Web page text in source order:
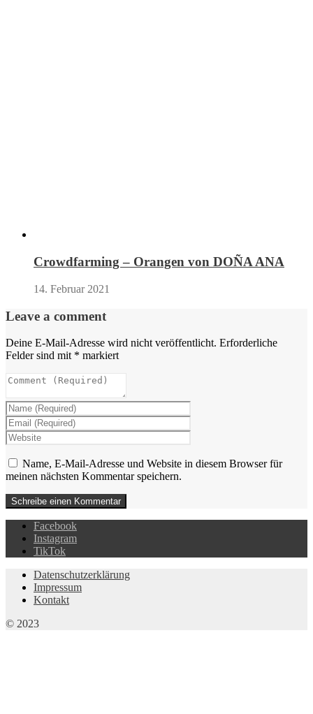
Crowdfarming – Orangen von DOÑA ANA
14. Februar 2021
Leave a comment
Deine E-Mail-Adresse wird nicht veröffentlicht. Erforderliche
Felder sind mit * markiert
Name, E-Mail-Adresse und Website in diesem Browser für
meinen nächsten Kommentar speichern.
Facebook
Instagram
TikTok
Datenschutzerklärung
Impressum
Kontakt
© 2023